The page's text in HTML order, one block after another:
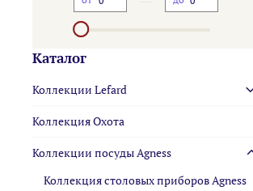
Каталог
Коллекции Lefard
Коллекция Охота
Коллекции посуды Agness
Коллекция столовых приборов Agness